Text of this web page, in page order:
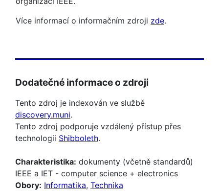
Více informací o informačním zdroji zde.
Dodatečné informace o zdroji
Tento zdroj je indexován ve službě
discovery.muni.
Tento zdroj podporuje vzdálený přístup přes
technologii Shibboleth.
Charakteristika: dokumenty (včetně standardů)
IEEE a IET - computer science + electronics
Obory: Informatika, Technika